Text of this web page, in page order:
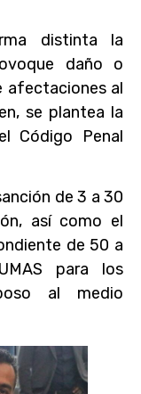
distinta la
daño o
afectaciones al
se plantea la
Código Penal
de 3 a 30
así como el
de 50 a
para los
al medio